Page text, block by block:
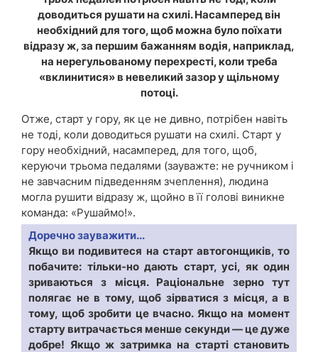
доводиться рушати на схилі. Насамперед він
необхідний для того, щоб можна було поїхати
відразу ж, за першим бажанням водія, наприклад,
на нерегульованому перехресті, коли треба
«вклинитися» в невеликий зазор у щільному
потоці.
Отже, старт у гору, як це не дивно, потрібен навіть
не тоді, коли доводиться рушати на схилі. Старт у
гору необхідний, насамперед, для того, щоб,
керуючи трьома педалями (зауважте: не ручником і
не завчасним підведенням зчеплення), людина
могла рушити відразу ж, щойно в її голові виникне
команда: «Рушаймо!».
Доречно зауважити...
Якщо ви подивитеся на старт автогонщиків, то
побачите: тільки-но дають старт, усі, як один
зриваються з місця. Раціональне зерно тут
полягає не в тому, щоб зірватися з місця, а в
тому, щоб зробити це вчасно. Якщо на момент
старту витрачається менше секунди — це дуже
добре! Якщо ж затримка на старті становить